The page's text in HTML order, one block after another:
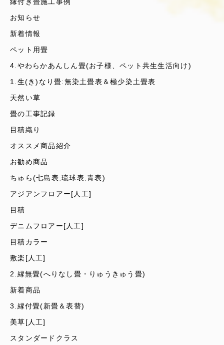
お知らせ
新着情報
ペット用畳
4.やわらかあんしん畳(お子様、ペット共生生活向け)
1.生(き)なり畳:無染土畳表＆極少染土畳表
天然い草
畳の工事記録
目積織り
オススメ商品紹介
お勧め商品
ちゅら(七島表,琉球表,青表)
アジアンフロアー[人工]
目積
デニムフロアー[人工]
目積カラー
敷楽[人工]
2.縁無畳(へりなし畳・りゅうきゅう畳)
新着商品
3.縁付畳(新畳＆表替)
美草[人工]
スタンダードクラス